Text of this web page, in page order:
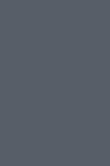
Obiekt, w